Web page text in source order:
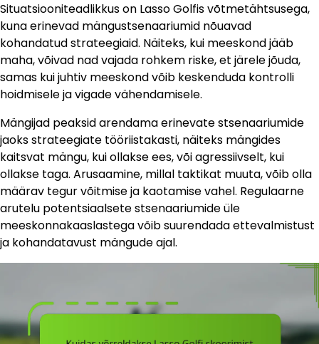
Situatsiooniteadlikkus on Lasso Golfis võtmetähtsusega,
kuna erinevad mängustsenaariumid nõuavad
kohandatud strateegiaid. Näiteks, kui meeskond jääb
maha, võivad nad vajada rohkem riske, et järele jõuda,
samas kui juhtiv meeskond võib keskenduda kontrolli
hoidmisele ja vigade vähendamisele.
Mängijad peaksid arendama erinevate stsenaariumide
jaoks strateegiate tööriistakasti, näiteks mängides
kaitsvat mängu, kui ollakse ees, või agressiivselt, kui
ollakse taga. Arusaamine, millal taktikat muuta, võib olla
määrav tegur võitmise ja kaotamise vahel. Regulaarne
arutelu potentsiaalsete stsenaariumide üle
meeskonnakaaslastega võib suurendada ettevalmistust
ja kohandatavust mängude ajal.